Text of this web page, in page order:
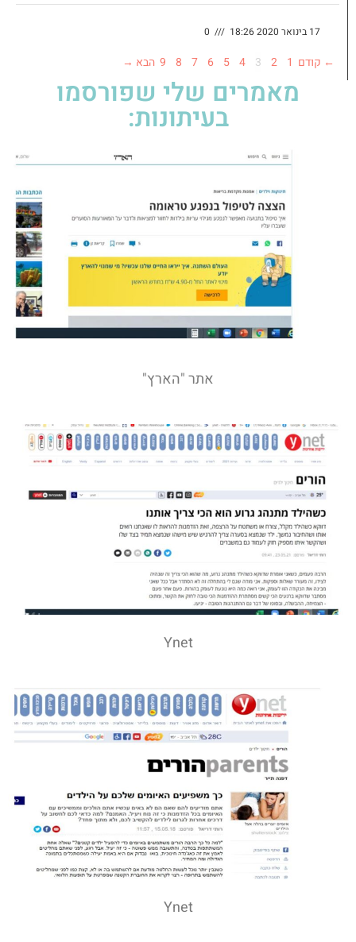
17 בינואר 2020 18:26 ///
0
← קודם 1
2
3
4
5
6
7
8
9 הבא →
מאמרים שלי שפורסמו
בעיתונות:
אתר "הארץ"
Ynet
Ynet